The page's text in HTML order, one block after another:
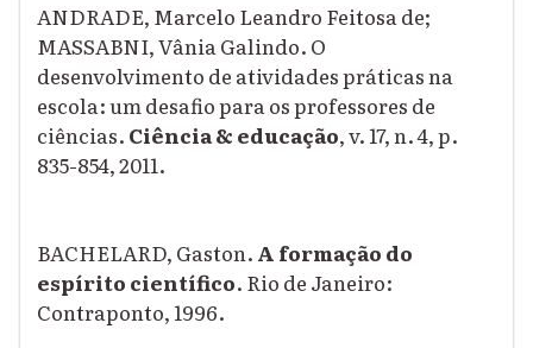
ANDRADE, Marcelo Leandro Feitosa de;
MASSABNI, Vânia Galindo. O
desenvolvimento de atividades práticas na
escola: um desafio para os professores de
ciências. Ciência & educação, v. 17, n. 4, p.
835-854, 2011.
BACHELARD, Gaston. A formação do
espírito científico. Rio de Janeiro:
Contraponto, 1996.